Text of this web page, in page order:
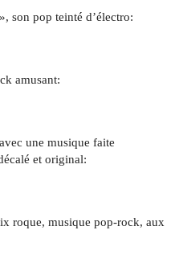
son pop teinté d’électro:
amusant:
une musique faite
et original:
roque, musique pop-rock, aux